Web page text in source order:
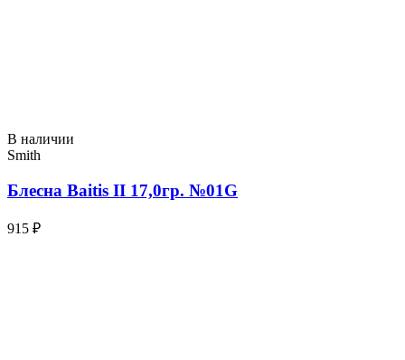
В наличии
Smith
Блесна Baitis II 17,0гр. №01G
915 ₽